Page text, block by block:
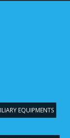
EQUIPMENTS